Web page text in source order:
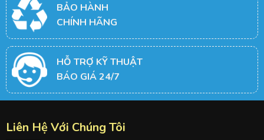
BẢO HÀNH
CHÍNH HÃNG
HỖ TRỢ KỸ THUẬT
BÁO GIÁ 24/7
Liên Hệ Với Chúng Tôi